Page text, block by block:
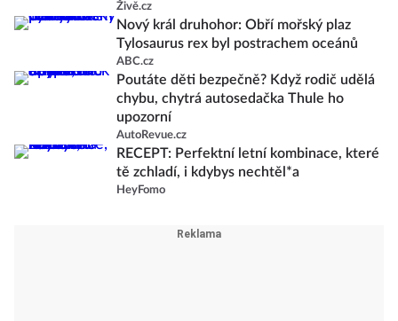
Živě.cz
Nový král druhohor: Obří mořský plaz
Tylosaurus rex byl postrachem oceánů
ABC.cz
Poutáte děti bezpečně? Když rodič udělá
chybu, chytrá autosedačka Thule ho
upozorní
AutoRevue.cz
RECEPT: Perfektní letní kombinace, které
tě zchladí, i kdybys nechtěl*a
HeyFomo